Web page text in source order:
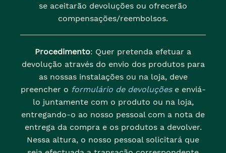
se aceitarão devoluções ou ofrecerão
compensações/reembolsos.
Procedimento: Quer pretenda efetuar a
devolução através do envio dos produtos para
as nossas instalações ou na loja, deve
preencher o formulário de devoluçõese enviá-
lo juntamente com o produto ou na loja,
entregando-o ao nosso pessoal com a nota de
entrega da compra e os produtos a devolver.
Nessa altura, o nosso pessoal solicitará que